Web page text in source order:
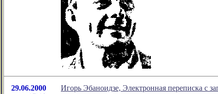
29.06.2000
Игорь Эбаноидзе, Электронная переписка с